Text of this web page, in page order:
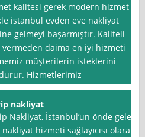
kalitesi gerek modern hizmet
istanbul evden eve nakliyat
gelmeyi başarmıştır. Kaliteli
vermeden daima en iyi hizmeti
müşterilerin isteklerini
Hizmetlerimiz
nakliyat
Nakliyat, İstanbul’un önde gelen
hizmeti sağlayıcısı olarak